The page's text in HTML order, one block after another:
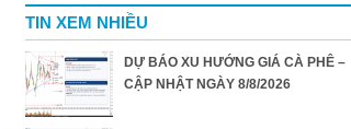
TIN XEM NHIỀU
DỰ BÁO XU HƯỚNG GIÁ CÀ PHÊ –
CẬP NHẬT NGÀY 8/8/2026